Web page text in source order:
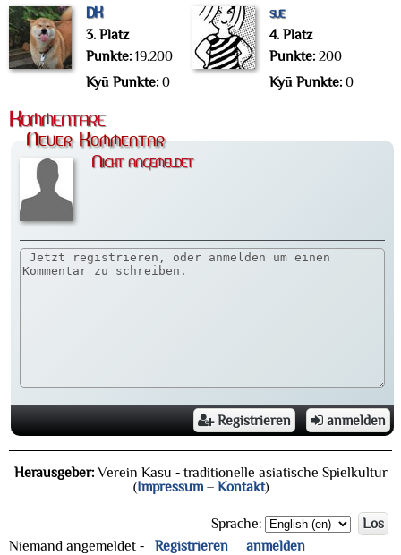
DK
3. Platz
Punkte: 19.200
Kyū Punkte: 0
sue
4. Platz
Punkte: 200
Kyū Punkte: 0
Kommentare
Neuer Kommentar
Nicht angemeldet
Registrieren anmelden
Herausgeber:Verein Kasu - traditionelle asiatische Spielkultur
(Impressum– Kontakt)
Sprache:
Los
Niemand angemeldet -
Registrieren anmelden